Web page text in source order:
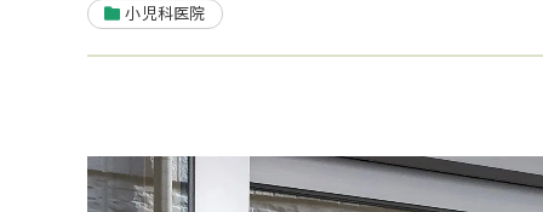
小児科医院